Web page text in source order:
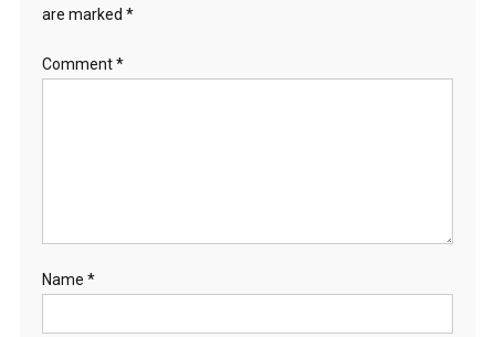
are marked *
Comment*
Name *